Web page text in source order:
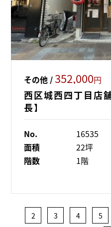
その他 /352,000円
西区城西四丁目
長】
No.
16535
面積
22坪
階数
1階
2 3 4 5